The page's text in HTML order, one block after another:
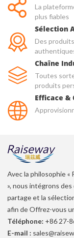
La
plus fiables
Sélection
Des
Chaîne
Toutes
produits
Efficace &
Avec la philosophie
», nous intégrons
partage et la
afin de Offrez-vous
Téléphone: +86 27-
E-mail :